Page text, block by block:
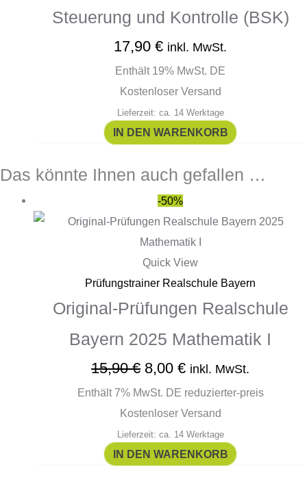
Steuerung und Kontrolle (BSK)
17,90€ inkl. MwSt.
Enthält 19% MwSt. DE
Kostenloser Versand
Lieferzeit: ca. 14 Werktage
IN DEN WARENKORB
Das könnte Ihnen auch gefallen …
-50%
Quick View
Prüfungstrainer Realschule Bayern
Original-Prüfungen Realschule
Bayern 2025 Mathematik I
15,90€ 8,00€ inkl. MwSt.
Enthält 7% MwSt. DE reduzierter-preis
Kostenloser Versand
Lieferzeit: ca. 14 Werktage
IN DEN WARENKORB